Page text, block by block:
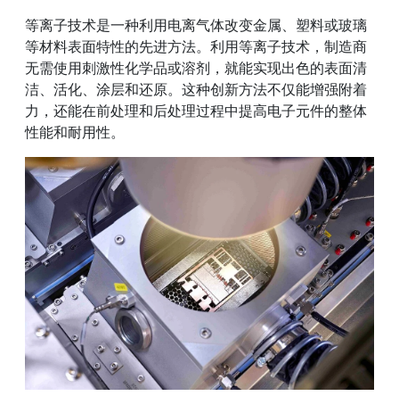
等离子技术是一种利用电离气体改变金属、塑料或玻璃
等材料表面特性的先进方法。利用等离子技术，制造商
无需使用刺激性化学品或溶剂，就能实现出色的表面清
洁、活化、涂层和还原。这种创新方法不仅能增强附着
力，还能在前处理和后处理过程中提高电子元件的整体
性能和耐用性。